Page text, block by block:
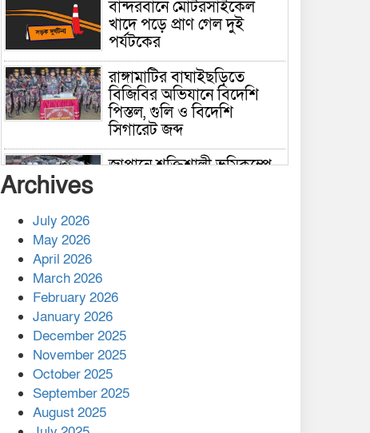
বান্দরবানে মোটরসাইকেল
খাদে পড়ে প্রাণ গেল দুই
পর্যটকের
রাঙ্গামাটির বাঘাইছড়িতে
বিজিবির অভিযানে বিদেশি
পিস্তল, গুলি ও বিদেশি
সিগারেট জব্দ
জাপানে শক্তিশালী ভূমিকম্পে
কাপ্তাই প্রেস ক্লাবের সভাপতি
মাহফুজ, সম্পাদক রিপন মারমা
নির্বাচিত
মালয়েশিয়ার প্রধানমন্ত্রীকে চিঠি
দেয়ার পর ফোন তারেক
রহমানের,গ্যাস সঙ্কট
মোকাবিলায় সহায়তার আশ্বাস
Archives
July 2026
May 2026
April 2026
March 2026
February 2026
January 2026
December 2025
November 2025
October 2025
September 2025
August 2025